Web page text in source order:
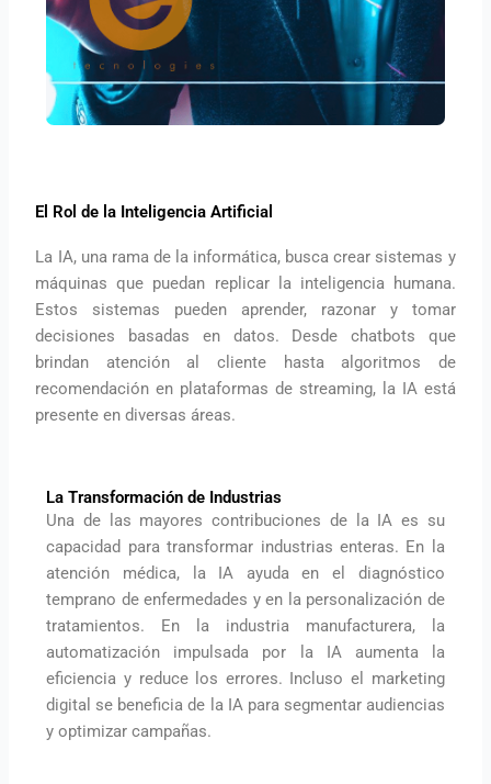
El Rol de la Inteligencia Artificial
La IA, una rama de la informática, busca crear sistemas y
máquinas que puedan replicar la inteligencia humana.
Estos sistemas pueden aprender, razonar y tomar
decisiones basadas en datos. Desde chatbots que
brindan atención al cliente hasta algoritmos de
recomendación en plataformas de streaming, la IA está
presente en diversas áreas.
La Transformación de Industrias
Una de las mayores contribuciones de la IA es su
capacidad para transformar industrias enteras. En la
atención médica, la IA ayuda en el diagnóstico
temprano de enfermedades y en la personalización de
tratamientos. En la industria manufacturera, la
automatización impulsada por la IA aumenta la
eficiencia y reduce los errores. Incluso el marketing
digital se beneficia de la IA para segmentar audiencias
y optimizar campañas.